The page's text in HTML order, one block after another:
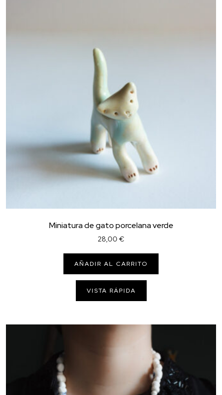
Miniatura de gato porcelana verde
28,00 €
AÑADIR AL CARRITO
VISTA RÁPIDA